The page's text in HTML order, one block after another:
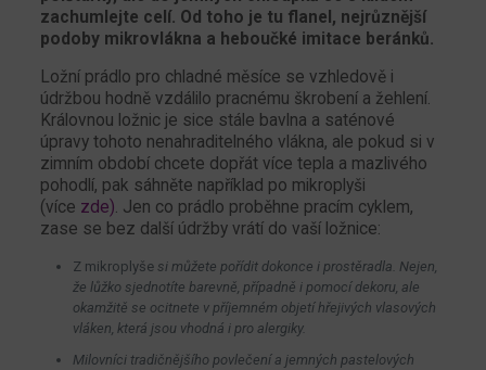
zachumlejte celí. Od toho je tu flanel, nejrůznější
podoby mikrovlákna a heboučké imitace beránků.
Ložní prádlo pro chladné měsíce se vzhledově i
údržbou hodně vzdálilo pracnému škrobení a žehlení.
Královnou ložnic je sice stále bavlna a saténové
úpravy tohoto nenahraditelného vlákna, ale pokud si v
zimním období chcete dopřát více tepla a mazlivého
pohodlí, pak sáhněte například po mikroplyši
(více zde). Jen co prádlo proběhne pracím cyklem,
zase se bez další údržby vrátí do vaší ložnice:
Z mikroplyšesi můžete pořídit dokonce i prostěradla. Nejen,
že lůžko sjednotíte barevně, případně i pomocí dekoru, ale
okamžitě se ocitnete v příjemném objetí hřejivých vlasových
vláken, která jsou vhodná i pro alergiky.
Milovníci tradičnějšího povlečení a jemných pastelových